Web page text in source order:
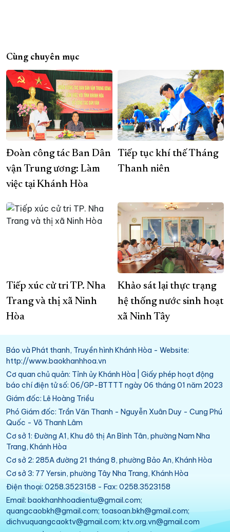
Cùng chuyên mục
Đoàn công tác Ban Dân
vận Trung ương: Làm
việc tại Khánh Hòa
Tiếp tục khí thế Tháng
Thanh niên
Tiếp xúc cử tri TP. Nha
Trang và thị xã Ninh
Hòa
Khảo sát lại thực trạng
hệ thống nước sinh hoạt
xã Ninh Tây
Báo và Phát thanh, Truyền hình Khánh Hòa - Website:
http://www.baokhanhhoa.vn
Cơ quan chủ quản: Tỉnh ủy Khánh Hòa | Giấy phép hoạt động
báo chí điện tử số: 06/GP-BTTTT ngày 06 tháng 01 năm 2023
Giám đốc: Lê Hoàng Triều
Phó Giám đốc: Trần Văn Thanh - Nguyễn Xuân Duy - Cung Phú
Quốc - Võ Thanh Lâm
Cơ sở 1: Đường A1, Khu đô thị An Bình Tân, phường Nam Nha
Trang, Khánh Hòa
Cơ sở 2: 285A đường 21 tháng 8, phường Bảo An, Khánh Hòa
Cơ sở 3: 77 Yersin, phường Tây Nha Trang, Khánh Hòa
Điện thoại: 0258.3523158 - Fax: 0258.3523158
Email: baokhanhhoadientu@gmail.com;
quangcaobkh@gmail.com; toasoan.bkh@gmail.com;
dichvuquangcaoktv@gmail.com; ktv.org.vn@gmail.com